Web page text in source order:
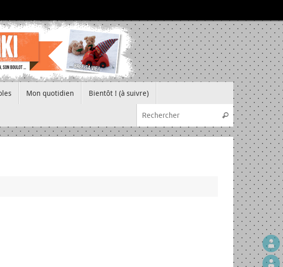
Mon quotidien Bientôt ! (à suivre)
Recherche
Rechercher